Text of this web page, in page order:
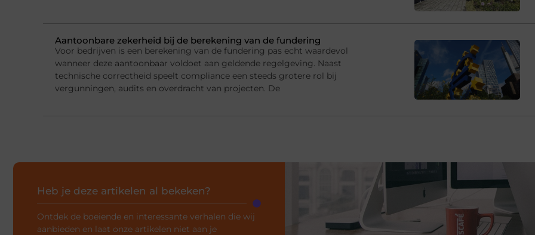
Aantoonbare zekerheid bij de berekening van de fundering
Voor bedrijven is een berekening van de fundering pas echt waardevol
wanneer deze aantoonbaar voldoet aan geldende regelgeving. Naast
technische correctheid speelt compliance een steeds grotere rol bij
vergunningen, audits en overdracht van projecten. De
Heb je deze artikelen al bekeken?
Ontdek de boeiende en interessante verhalen die wij
aanbieden en laat onze artikelen niet aan je